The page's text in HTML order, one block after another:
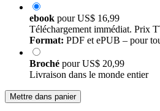
ebook pourUS$ 16,99
Téléchargement immédiat. Prix
Format: PDF et ePUB – pour
Broché pourUS$ 20,99
Livraison dans le monde entier
Mettre dans panier